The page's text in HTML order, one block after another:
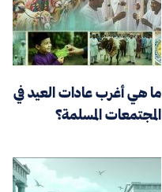
ما هي أغرب عادات العيد في
المجتمعات المسلمة؟